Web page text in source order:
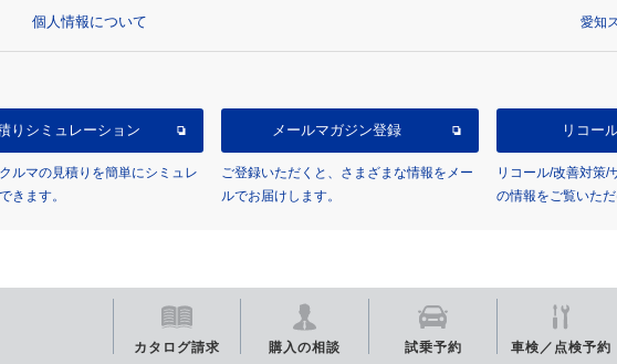
カタログ請求 購入の相談 試乗予約 車検／点検予約
個人情報について 愛知
り シミュレーション
ルマの見積りを簡単にシミュレ
きます。
メールマガジン登録
ご登録いただくと、さまざまな情報をメー
ルでお届けします。
リコー
リコール/改善対策/
の情報をご覧いた